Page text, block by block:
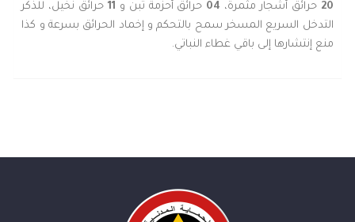
20 حرائق أشجار مثمرة، 04 حرائق أحزمة تبن و 11 حرائق نخيل، للذكر
التدخل السريع المسخر سمح بالتحكم و إخماد الحرائق بسرعة و كذا
منع إنتشارها إلى باقي غطاء النباتي.